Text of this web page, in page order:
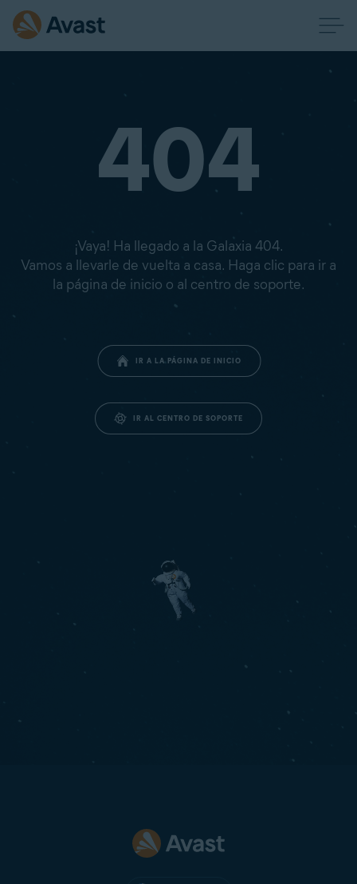
404
¡Vaya! Ha llegado a la Galaxia 404.
Vamos a llevarle de vuelta a casa. Haga clic para ir a
la página de inicio o al centro de soporte.
IR A LA PÁGINA DE INICIO
IR AL CENTRO DE SOPORTE